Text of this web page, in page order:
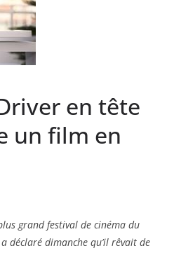
en tête
un film en
grand festival de cinéma du
déclaré dimanche qu’il rêvait de